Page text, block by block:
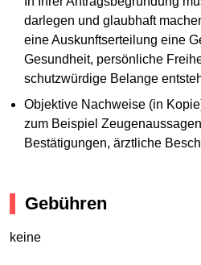
darlegen und glaubhaft
eine Auskunftserteilung eine
Gesundheit, persönliche
schutzwürdige Belange
Objektive Nachweise (in
zum Beispiel
Bestätigungen, ärztliche
Gebühren
keine